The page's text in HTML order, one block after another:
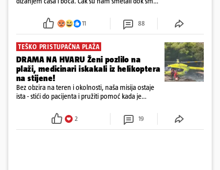
požar, rekao je vlasnik
11 88
TEŠKO PRISTUPAČNA PLAŽA
DRAMA NA HVARU Ženi pozlilo na
plaži, medicinari iskakali iz helikoptera
na stijene!
Bez obzira na teren i okolnosti, naša misija ostaje
ista - stići do pacijenta i pružiti pomoć kada je
2 19